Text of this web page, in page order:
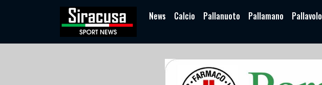
News Calcio Pallanuoto Pallamano Pallavolo